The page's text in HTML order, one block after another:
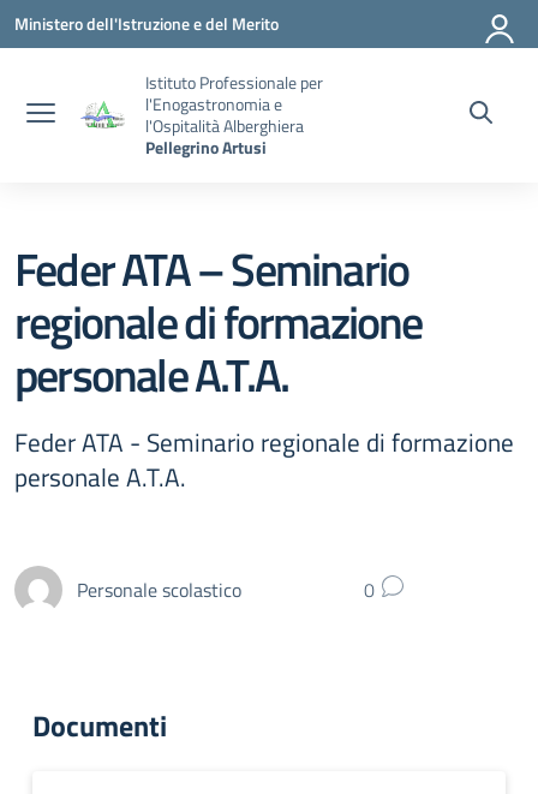
Vai ai contenuti
Vai al menu di navigazione
Vai al footer
Ministero dell'Istruzione e del Merito
Istituto Professionale per
l'Enogastronomia e
l'Ospitalità Alberghiera
Pellegrino Artusi
Feder ATA – Seminario
regionale di formazione
personale A.T.A.
Feder ATA - Seminario regionale di formazione
personale A.T.A.
Personale scolastico 0
Documenti